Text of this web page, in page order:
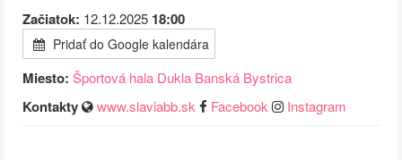
Začiatok: 12.12.2025 18:00
Pridať do Google kalendára
Miesto: Športová hala Dukla Banská Bystrica
Kontakty www.slaviabb.sk Facebook Instagram